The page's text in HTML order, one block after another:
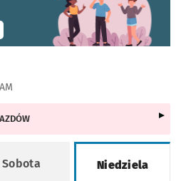
się w nowej karcie
Sobota Niedziela